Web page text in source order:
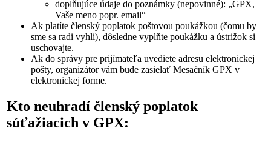
doplňujúce údaje do poznámky (nepovinné): „GPX,
Vaše meno popr. email“
Ak platíte členský poplatok poštovou poukážkou (čomu by
sme sa radi vyhli), dôsledne vyplňte poukážku a ústrižok si
uschovajte.
Ak do správy pre prijímateľa uvediete adresu elektronickej
pošty, organizátor vám bude zasielať Mesačník GPX v
elektronickej forme.
Kto neuhradí členský poplatok
súťažiacich v GPX: